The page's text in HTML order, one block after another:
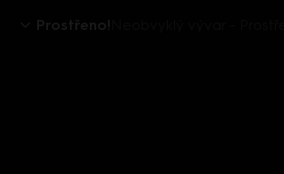
Prostřeno!